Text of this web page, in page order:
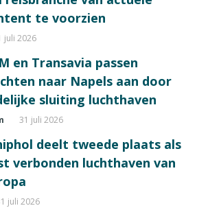
te voorzien
juli 2026
en Transavia passen
naar Napels aan door
sluiting luchthaven
31 juli 2026
deelt tweede plaats als
verbonden luchthaven van
juli 2026